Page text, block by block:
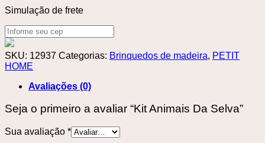
Simulação de frete
SKU: 12937 Categorias: Brinquedos de madeira, PETIT
HOME
Avaliações (0)
Seja o primeiro a avaliar “Kit Animais Da Selva”
Sua avaliação *